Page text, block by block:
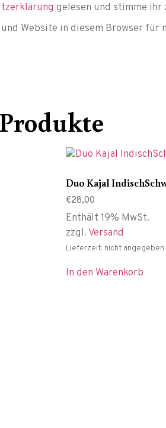
gelesen und stimme ihr
Website in diesem Browser für
Duo Kajal
€28,00
Enthält 19% MwSt.
zzgl. Versand
Lieferzeit: nicht angegeben
In den Warenkorb